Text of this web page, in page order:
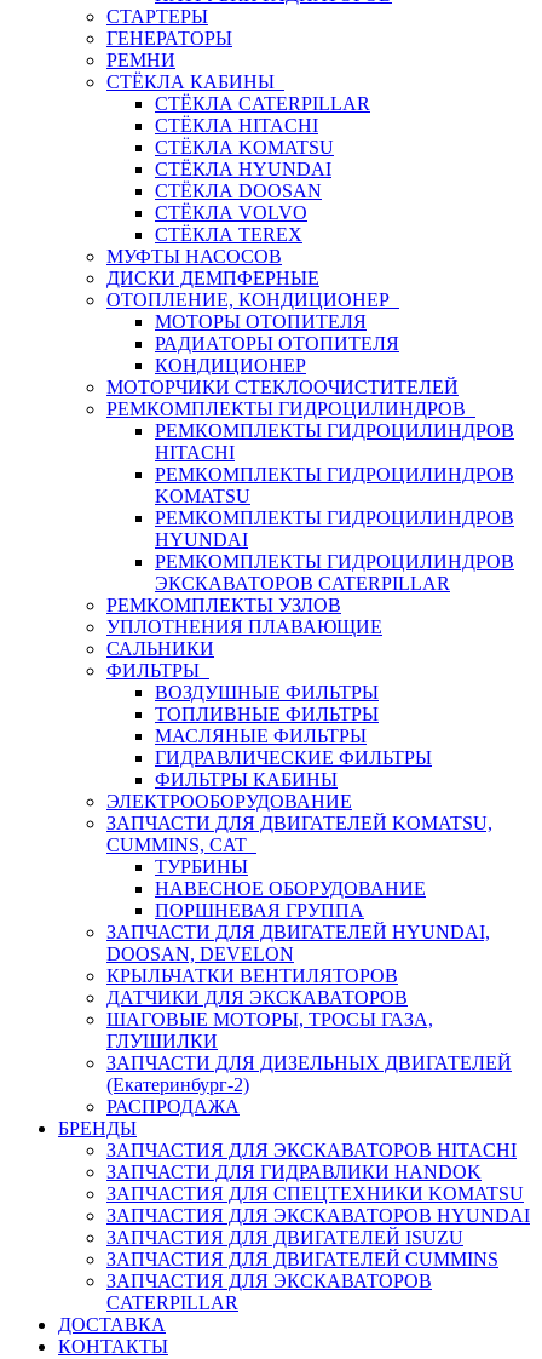
СТАРТЕРЫ
ГЕНЕРАТОРЫ
РЕМНИ
СТЁКЛА КАБИНЫ
СТЁКЛА CATERPILLAR
СТЁКЛА HITACHI
СТЁКЛА KOMATSU
СТЁКЛА HYUNDAI
СТЁКЛА DOOSAN
СТЁКЛА VOLVO
СТЁКЛА TEREX
МУФТЫ НАСОСОВ
ДИСКИ ДЕМПФЕРНЫЕ
ОТОПЛЕНИЕ, КОНДИЦИОНЕР
МОТОРЫ ОТОПИТЕЛЯ
РАДИАТОРЫ ОТОПИТЕЛЯ
КОНДИЦИОНЕР
МОТОРЧИКИ СТЕКЛООЧИСТИТЕЛЕЙ
РЕМКОМПЛЕКТЫ ГИДРОЦИЛИНДРОВ
РЕМКОМПЛЕКТЫ ГИДРОЦИЛИНДРОВ
HITACHI
РЕМКОМПЛЕКТЫ ГИДРОЦИЛИНДРОВ
KOMATSU
РЕМКОМПЛЕКТЫ ГИДРОЦИЛИНДРОВ
HYUNDAI
РЕМКОМПЛЕКТЫ ГИДРОЦИЛИНДРОВ
ЭКСКАВАТОРОВ CATERPILLAR
РЕМКОМПЛЕКТЫ УЗЛОВ
УПЛОТНЕНИЯ ПЛАВАЮЩИЕ
САЛЬНИКИ
ФИЛЬТРЫ
ВОЗДУШНЫЕ ФИЛЬТРЫ
ТОПЛИВНЫЕ ФИЛЬТРЫ
МАСЛЯНЫЕ ФИЛЬТРЫ
ГИДРАВЛИЧЕСКИЕ ФИЛЬТРЫ
ФИЛЬТРЫ КАБИНЫ
ЭЛЕКТРООБОРУДОВАНИЕ
ЗАПЧАСТИ ДЛЯ ДВИГАТЕЛЕЙ KOMATSU,
CUMMINS, CAT
ТУРБИНЫ
НАВЕСНОЕ ОБОРУДОВАНИЕ
ПОРШНЕВАЯ ГРУППА
ЗАПЧАСТИ ДЛЯ ДВИГАТЕЛЕЙ HYUNDAI,
DOOSAN, DEVELON
КРЫЛЬЧАТКИ ВЕНТИЛЯТОРОВ
ДАТЧИКИ ДЛЯ ЭКСКАВАТОРОВ
ШАГОВЫЕ МОТОРЫ, ТРОСЫ ГАЗА,
ГЛУШИЛКИ
ЗАПЧАСТИ ДЛЯ ДИЗЕЛЬНЫХ ДВИГАТЕЛЕЙ
(Екатеринбург-2)
РАСПРОДАЖА
БРЕНДЫ
ЗАПЧАСТИЯ ДЛЯ ЭКСКАВАТОРОВ HITACHI
ЗАПЧАСТИ ДЛЯ ГИДРАВЛИКИ HANDOK
ЗАПЧАСТИЯ ДЛЯ СПЕЦТЕХНИКИ KOMATSU
ЗАПЧАСТИЯ ДЛЯ ЭКСКАВАТОРОВ HYUNDAI
ЗАПЧАСТИЯ ДЛЯ ДВИГАТЕЛЕЙ ISUZU
ЗАПЧАСТИЯ ДЛЯ ДВИГАТЕЛЕЙ CUMMINS
ЗАПЧАСТИЯ ДЛЯ ЭКСКАВАТОРОВ
CATERPILLAR
ДОСТАВКА
КОНТАКТЫ